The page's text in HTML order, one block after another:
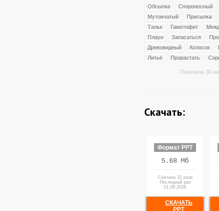
Обсыпка
Спороносный
Мутовчатый
Присыпка
Тальк
Гаметофит
Плаун
Запасаться
Древовидный
Колосок
Литьё
Прорастать
Показаны 30
Скачать:
Формат PPT
5.68 Мб
Скачана 32 раза
Последний раз
01.08.2026
СКАЧАТЬ
PPT